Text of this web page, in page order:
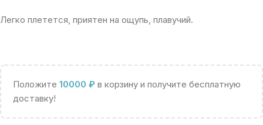
Легко плетется, приятен на ощупь, плавучий.
Положите 10000 ₽ в корзину и получите бесплатную
доставку!